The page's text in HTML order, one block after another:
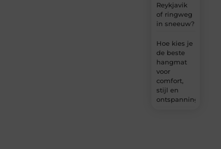
Reykjavik
of ringweg
in sneeuw?
Hoe kies je
de beste
hangmat
voor
comfort,
stijl en
ontspanning?